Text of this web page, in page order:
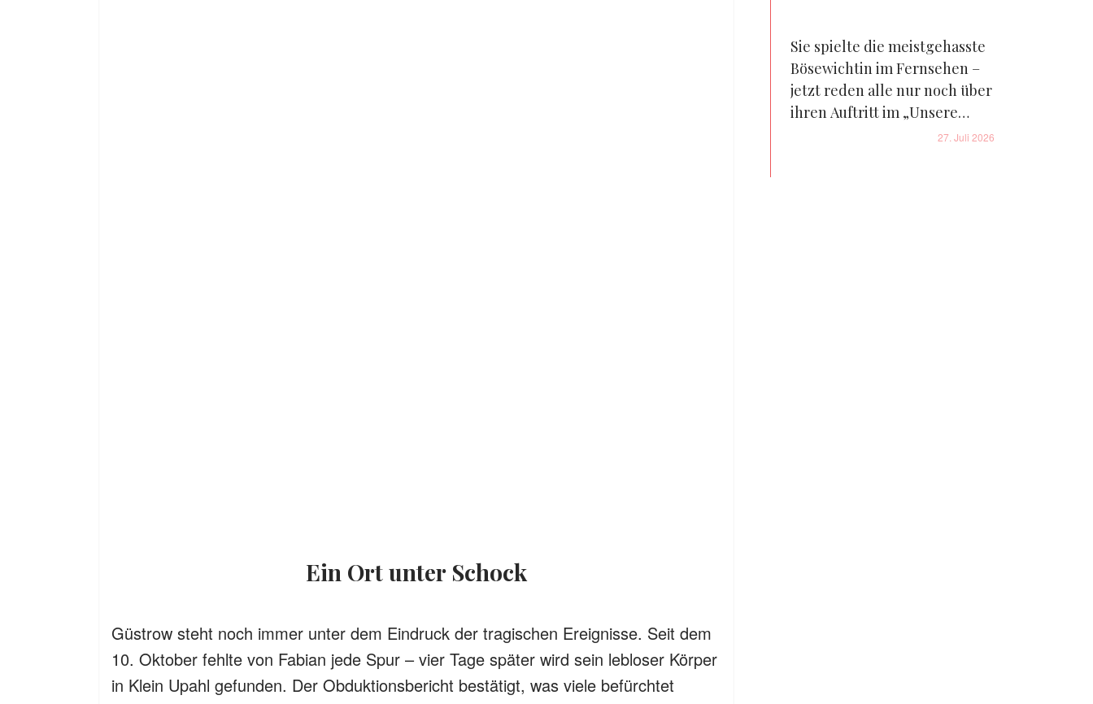
Ein Ort unter Schock
Güstrow steht noch immer unter dem Eindruck der tragischen Ereignisse. Seit dem
10. Oktober fehlte von Fabian jede Spur – vier Tage später wird sein lebloser Körper
in Klein Upahl gefunden. Der Obduktionsbericht bestätigt, was viele befürchtet
Sie spielte die meistgehasste
Bösewichtin im Fernsehen –
jetzt reden alle nur noch über
ihren Auftritt im „Unsere
kleine Farm“-Reboot – Fotos
27. Juli 2026